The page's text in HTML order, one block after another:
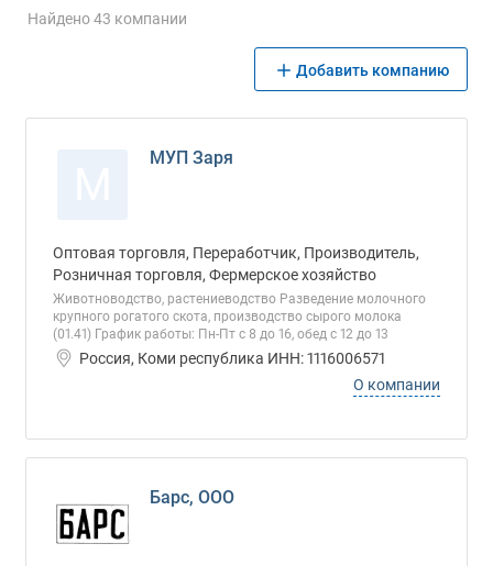
Найдено 43 компании
Добавить компанию
МУП Заря
Оптовая торговля, Переработчик, Производитель,
Розничная торговля, Фермерское хозяйство
Животноводство, растениеводство Разведение молочного
крупного рогатого скота, производство сырого молока
(01.41) График работы: Пн-Пт с 8 до 16, обед с 12 до 13
Россия, Коми республика ИНН: 1116006571
О компании
Барс, ООО